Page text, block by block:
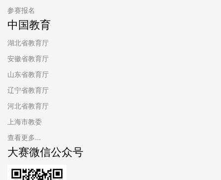
参赛报名
中国教育
湖北省教育厅
安徽省教育厅
山东省教育厅
辽宁省教育厅
河北省教育厅
上海市教委
查看更多...
大赛微信公众号